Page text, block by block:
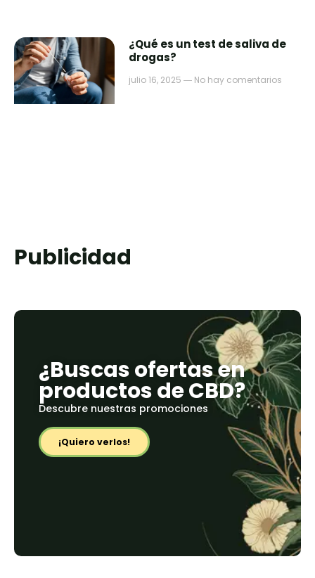
¿Qué es un test de saliva de
drogas?
julio 16, 2025 No hay comentarios
Publicidad
¿Buscas ofertas en
productos de CBD?
Descubre nuestras promociones
¡Quiero verlos!